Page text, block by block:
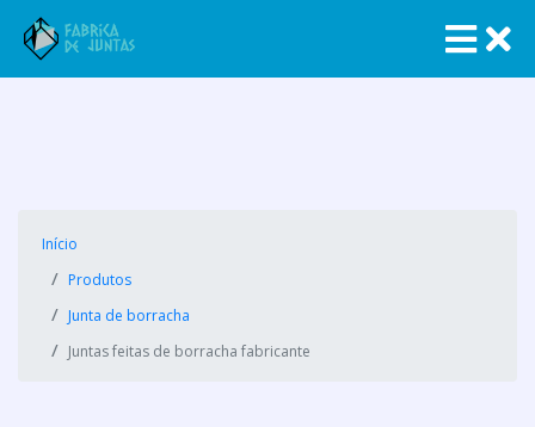
Início
Produtos
Junta de borracha
Juntas feitas de borracha fabricante